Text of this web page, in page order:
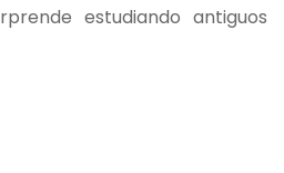
estudiando antiguos